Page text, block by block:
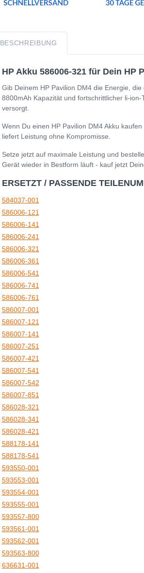
BESCHREIBUNG
HP Akku 586006-321 für Dein
Gib Deinem HP Pavilion DM4 die Energie,
8800mAh Kapazität und fortschrittlicher li-
versorgt.
Wenn Du einen HP Pavilion DM4 Akku
liefert Leistung ohne Kompromisse.
Setze jetzt auf maximale Leistung und
Gerät wieder in Bestform läuft - kauf jetzt
ERSETZT / PASSENDE
584037-001
586006-121
586006-141
586006-241
586006-321
586006-361
586006-541
586006-741
586006-761
586007-001
586007-121
586007-141
586007-251
586007-421
586007-541
586007-542
586007-851
586028-321
586028-341
586028-421
588178-141
588178-541
593550-001
593553-001
593554-001
593555-001
593557-800
593561-001
593562-001
593563-800
636631-001